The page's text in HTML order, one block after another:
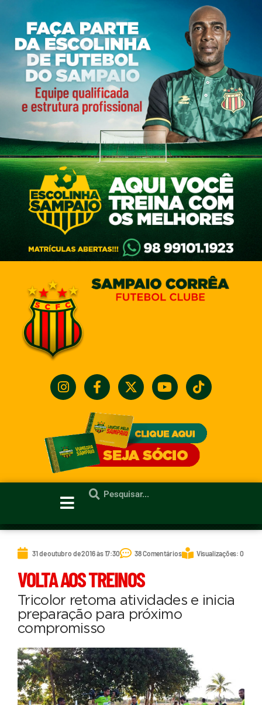
31 de outubro de 2016 às 17:30 38 Comentários Visualizações: 0
VOLTA AOS TREINOS
Tricolor retoma atividades e inicia
preparação para próximo
compromisso